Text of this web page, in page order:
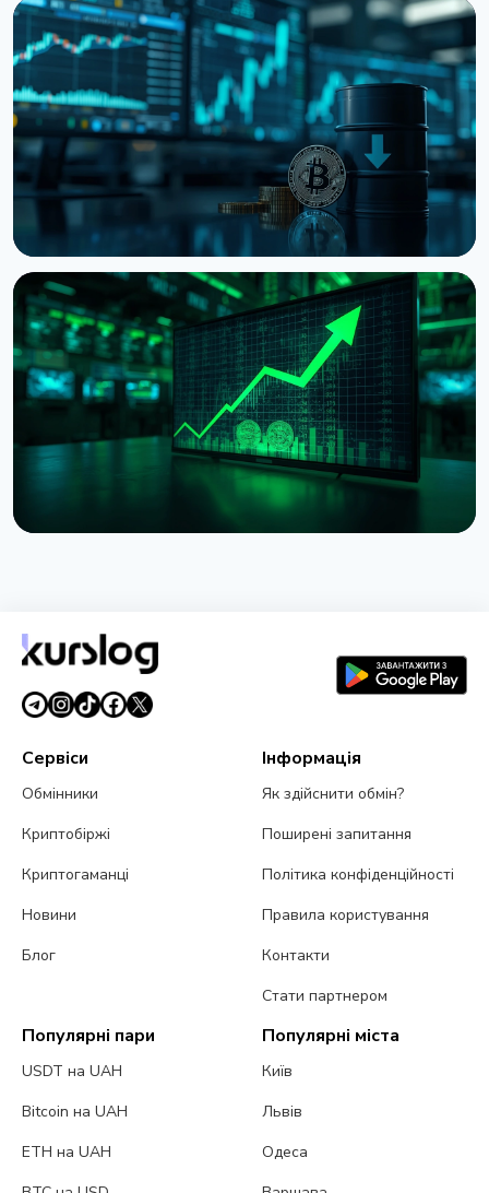
НОВИНА
Кити нарощують BTC, ETH та XRP: CryptoQuant
бачить фінал ведмежого ринку
6 серпня 2026 р.3 хв читання
НОВИНА
Bitcoin застряг на $64 000 попри рекорди на
фондовому ринку
5 серпня 2026 р.4 хв читання
2 серпня 2026 р.5 хв читання
Сервіси
Обмінники
Криптобіржі
Криптогаманці
Новини
Блог
Інформація
Як здійснити обмін?
Поширені запитання
Політика конфіденційності
Правила користування
Контакти
Стати партнером
Популярні пари
USDT на UAH
Bitcoin на UAH
ETH на UAH
Популярні міста
Київ
Львів
Одеса